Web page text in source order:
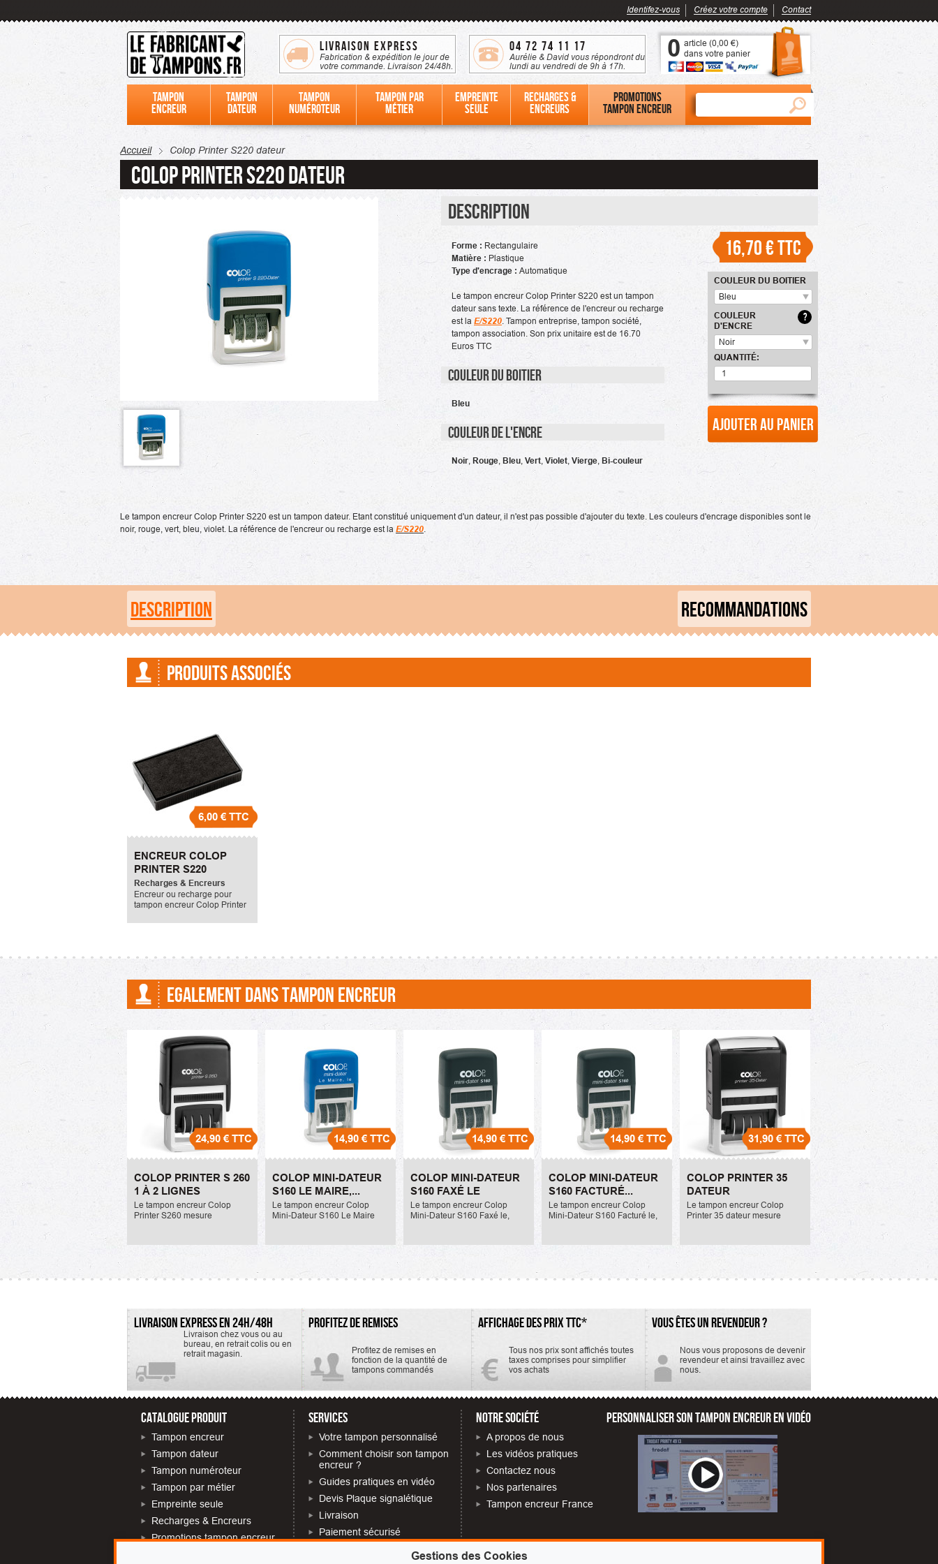
Identifez-vous Créez votre compte Contact
Livraison Express
Fabrication & expédition le jour de
votre commande. Livraison 24/48h.
04 72 74 11 17
Aurélie & David vous répondront du
lundi au vendredi de 9h à 17h.
0 article (0,00 €)
dans votre panier
Tampon
encreur
Tampon
dateur
Tampon
numéroteur
Tampon par
métier
Empreinte
seule
Recharges &
Encreurs
Promotions
tampon encreur
Accueil Colop Printer S220 dateur
Colop Printer S220 dateur
Description
Forme : Rectangulaire
Matière : Plastique
Type d'encrage : Automatique
Le tampon encreur Colop Printer S220 est un tampon
dateur sans texte. La référence de l'encreur ou recharge
est la E/S220. Tampon entreprise, tampon société,
tampon association. Son prix unitaire est de 16.70
Euros TTC
Couleur du boitier
Bleu
Couleur de l'encre
Noir, Rouge, Bleu, Vert, Violet, Vierge, Bi-couleur
16,70 €TTC
COULEUR DU BOITIER
Bleu
COULEUR
D'ENCRE
?
Noir
QUANTITÉ:
Ajouter au panier
Le tampon encreur Colop Printer S220 est un tampon dateur. Etant constitué uniquement d'un dateur, il n'est pas possible d'ajouter du texte. Les couleurs d'encrage disponibles sont le
noir, rouge, vert, bleu, violet. La référence de l'encreur ou recharge est la E/S220.
DESCRIPTION RECOMMANDATIONS
PRODUITS ASSOCIÉS
6,00 €TTC
ENCREUR COLOP
PRINTER S220
Recharges & Encreurs
Encreur ou recharge pour
tampon encreur Colop Printer
EGALEMENT DANS TAMPON ENCREUR
24,90 €TTC
COLOP PRINTER S 260
1 À 2 LIGNES
Le tampon encreur Colop
Printer S260 mesure
référence de l'encreur ou
lignes
24,90 €
14,90 €TTC
COLOP MINI-DATEUR
S160 LE MAIRE,...
Le tampon encreur Colop
Mini-Dateur S160 Le Maire
dessous du texte. La référence
Colop Mini-Dateur S160
Le Maire, le
14,90 €
14,90 €TTC
COLOP MINI-DATEUR
S160 FAXÉ LE
Le tampon encreur Colop
Mini-Dateur S160 Faxé le,
dessous du texte. La référence
Faxé le
14,90 €
14,90 €TTC
COLOP MINI-DATEUR
S160 FACTURÉ...
Le tampon encreur Colop
Mini-Dateur S160 Facturé le,
dessous du texte. La référence
Colop Mini-Dateur S160
Facturé le
14,90 €
31,90 €TTC
COLOP PRINTER 35
DATEUR
Le tampon encreur Colop
Printer 35 dateur mesure
référence de l'encreur ou
31,90 €
LIVRAISON EXPRESS EN 24H/48H
Livraison chez vous ou au
bureau, en retrait colis ou en
retrait magasin.
PROFITEZ DE REMISES
Profitez de remises en
fonction de la quantité de
tampons commandés
AFFICHAGE DES PRIX TTC*
Tous nos prix sont affichés toutes
taxes comprises pour simplifier
vos achats
VOUS ÊTES UN REVENDEUR ?
Nous vous proposons de devenir
revendeur et ainsi travaillez avec
nous.
CATALOGUE PRODUIT
Tampon encreur
Tampon dateur
Tampon numéroteur
Tampon par métier
Empreinte seule
Recharges & Encreurs
Promotions tampon encreur
SERVICES
Votre tampon personnalisé
Comment choisir son tampon
encreur ?
Guides pratiques en vidéo
Devis Plaque signalétique
Livraison
Paiement sécurisé
NOTRE SOCIÉTÉ
A propos de nous
Les vidéos pratiques
Contactez nous
Nos partenaires
Tampon encreur France
PERSONNALISER SON TAMPON ENCREUR EN VIDÉO
Gestions des Cookies